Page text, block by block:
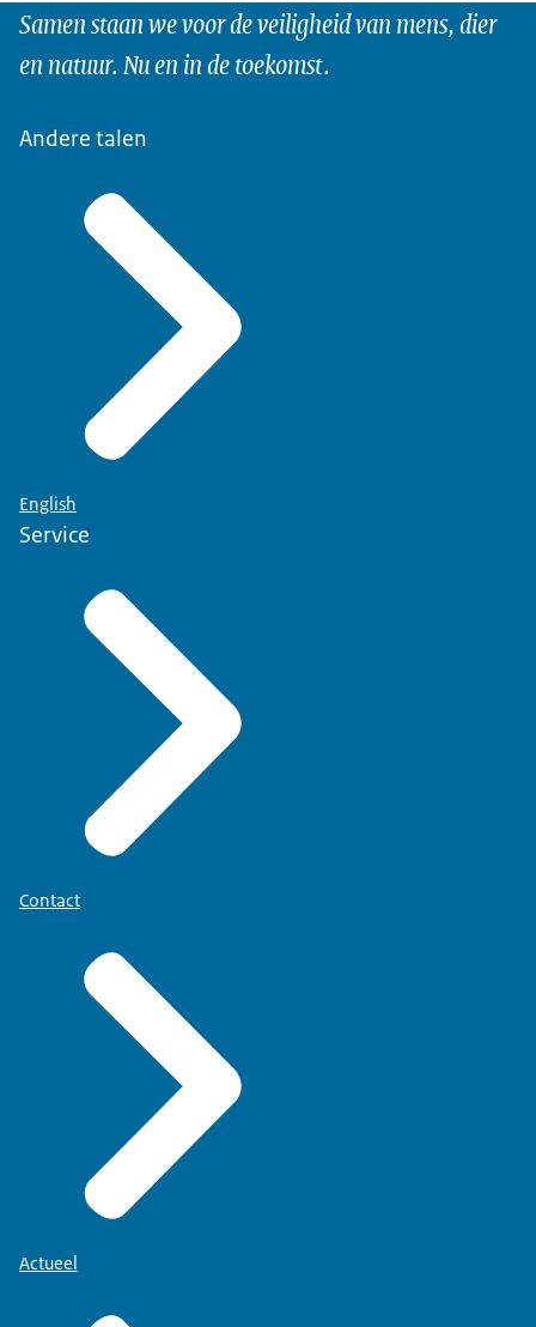
Samen staan we voor de veiligheid van mens, dier
en natuur. Nu en in de toekomst.
Andere talen
English
Service
Contact
Actueel